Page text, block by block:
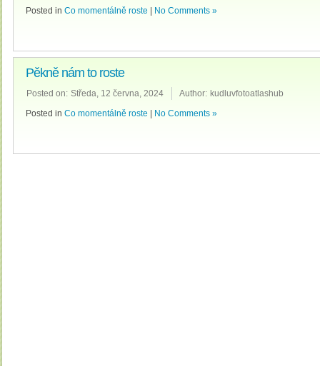
Posted in Co momentálně roste No Comments »
Pěkně nám to roste
Posted on: Středa, 12 června, 2024 Author: kudluvfotoatlashub
Posted in Co momentálně roste No Comments »